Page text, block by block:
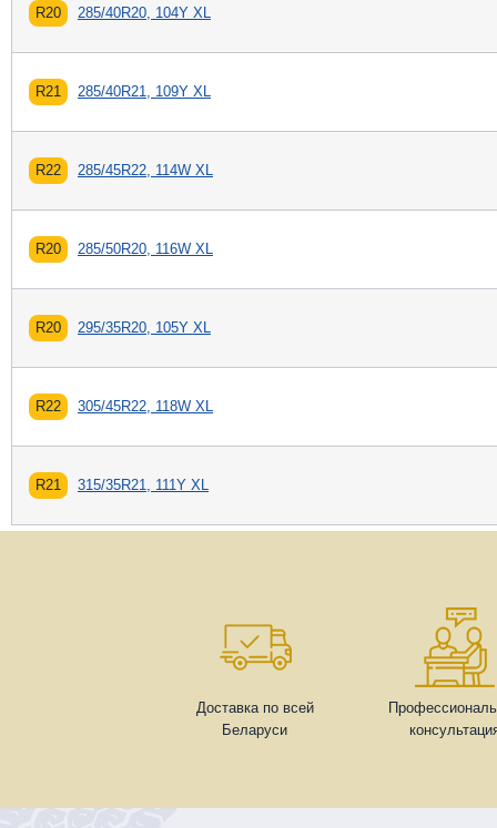
R20 285/40R20, 104Y XL
R21 285/40R21, 109Y XL
R22 285/45R22, 114W XL
R20 285/50R20, 116W XL
R20 295/35R20, 105Y XL
R22 305/45R22, 118W XL
R21 315/35R21, 111Y XL
Доставка по всей
Беларуси